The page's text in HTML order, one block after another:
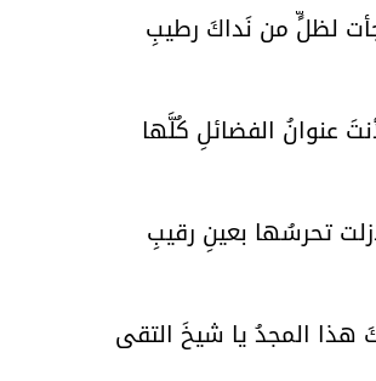
لظلٍّ من نَداكَ رطيبِ
عنوانُ الفضائلِ كُلَّها
تحرسُها بعينِ رقيبِ
هذا المجدُ يا شيخَ التقى